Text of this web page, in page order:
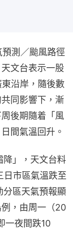
預測／颱風路徑
文台表示一股
沿岸，隨後數
同影響下，漸
後期隨着「風
間氣溫回升。
降」，天文台料
日市區氣溫跌至
區天氣預報顯
，由周一（20
一夜間跌10